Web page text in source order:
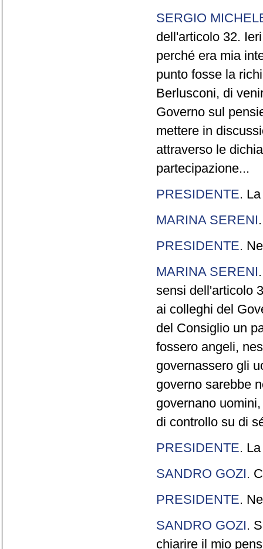
SERGIO
dell'articolo 32.
perché era mia
punto fosse la
Berlusconi, di
Governo sul
mettere in
attraverso le
partecipazione...
PRESIDENTE.
MARINA SERENI
PRESIDENTE.
MARINA SERENI
sensi dell'articolo
ai colleghi del
del Consiglio un
fossero angeli,
governassero gli
governo sarebbe
governano
di controllo su di
PRESIDENTE.
SANDRO GOZI.
PRESIDENTE.
SANDRO GOZI.
chiarire il mio